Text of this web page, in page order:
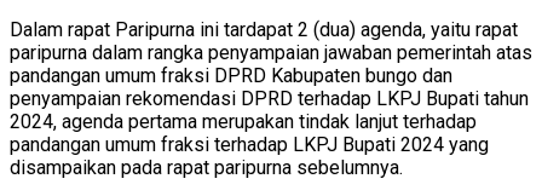
Dalam rapat Paripurna ini tardapat 2 (dua) agenda, yaitu rapat
paripurna dalam rangka penyampaian jawaban pemerintah atas
pandangan umum fraksi DPRD Kabupaten bungo dan
penyampaian rekomendasi DPRD terhadap LKPJ Bupati tahun
2024, agenda pertama merupakan tindak lanjut terhadap
pandangan umum fraksi terhadap LKPJ Bupati 2024 yang
disampaikan pada rapat paripurna sebelumnya.